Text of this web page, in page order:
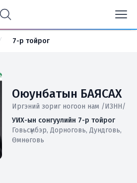
7-р тойрог
Оюунбатын БАЯСАХ
Иргэний зориг ногоон нам /ИЗНН/
УИХ-ын сонгуулийн 7-р тойрог
Говьсүмбэр, Дорноговь, Дундговь,
Өмнөговь